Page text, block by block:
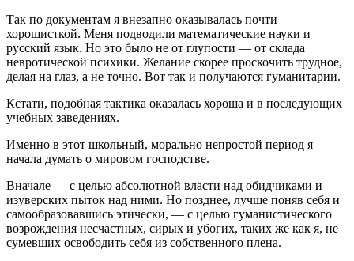
Так по документам я внезапно оказывалась почти
хорошисткой. Меня подводили математические науки и
русский язык. Но это было не от глупости — от склада
невротической психики. Желание скорее проскочить трудное,
делая на глаз, а не точно. Вот так и получаются гуманитарии.
Кстати, подобная тактика оказалась хороша и в последующих
учебных заведениях.
Именно в этот школьный, морально непростой период я
начала думать о мировом господстве.
Вначале — с целью абсолютной власти над обидчиками и
изуверских пыток над ними. Но позднее, лучше поняв себя и
самообразовавшись этически, — с целью гуманистического
возрождения несчастных, сирых и убогих, таких же как я, не
сумевших освободить себя из собственного плена.